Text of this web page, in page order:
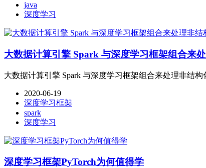
java
深度学习
大数据计算引擎 Spark 与深度学习框架组合来
大数据计算引擎 Spark 与深度学习框架组合来处理非结构
2020-06-19
深度学习框架
spark
深度学习
深度学习框架PyTorch为何值得学